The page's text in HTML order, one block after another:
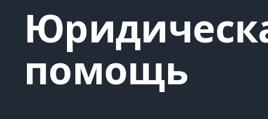
помощь